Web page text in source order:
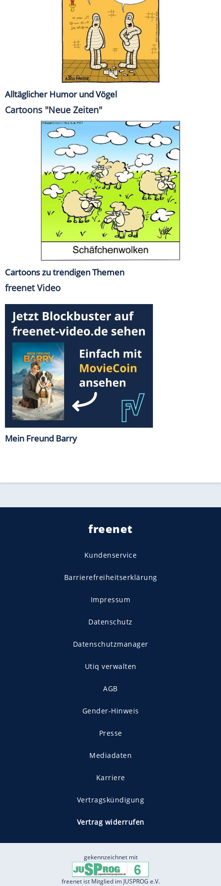
Alltäglicher Humor und Vögel
Cartoons "Neue Zeiten"
Cartoons zu trendigen Themen
freenet Video
Mein Freund Barry
freenet
Kundenservice
Barrierefreiheitserklärung
Impressum
Datenschutz
Datenschutzmanager
Utiq verwalten
AGB
Gender-Hinweis
Presse
Mediadaten
Karriere
Vertragskündigung
Vertrag widerrufen
gekennzeichnet mit
freenet ist Mitglied im JUSPROG e.V.